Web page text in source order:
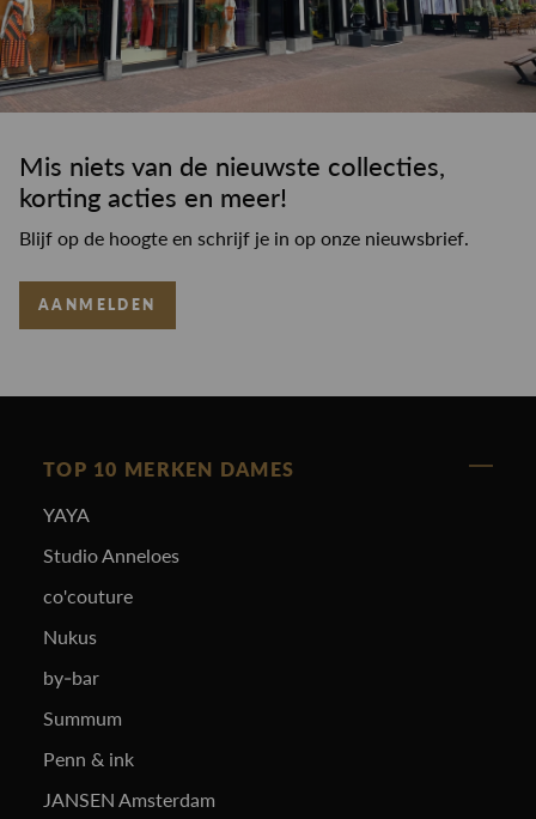
Mis niets van de nieuwste collecties,
korting acties en meer!
Blijf op de hoogte en schrijf je in op onze nieuwsbrief.
AANMELDEN
TOP 10 MERKEN DAMES
YAYA
Studio Anneloes
co'couture
Nukus
by-bar
Summum
Penn & ink
JANSEN Amsterdam